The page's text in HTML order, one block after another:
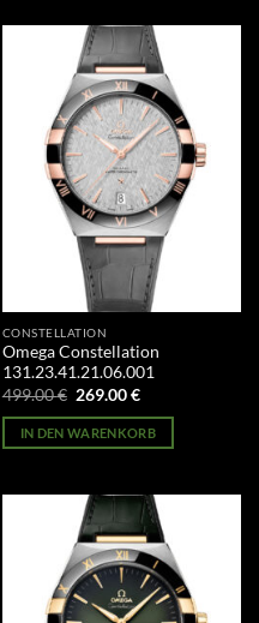
CONSTELLATION
Omega Constellation
131.23.41.21.06.001
499.00€ Ursprünglicher
war:
499.00 €
269.00€Aktueller
ist:
269.00 €.
IN DEN WARENKORB